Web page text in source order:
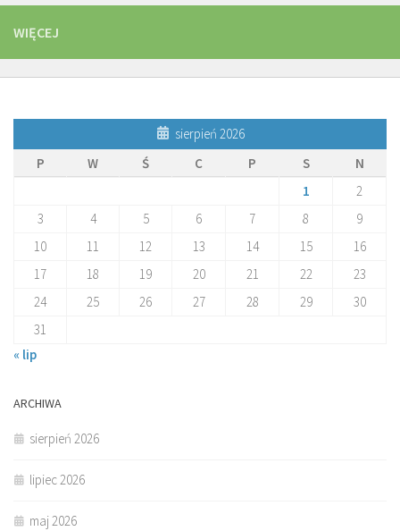
WIĘCEJ
sierpień 2026
P
W Ś C P S
N
1
2
3
4 5 6 7 8
9
10
11 12 13 14 15
16
17
18 19 20 21 22
23
24
25 26 27 28 29
30
31
« lip
ARCHIWA
sierpień 2026
lipiec 2026
maj 2026